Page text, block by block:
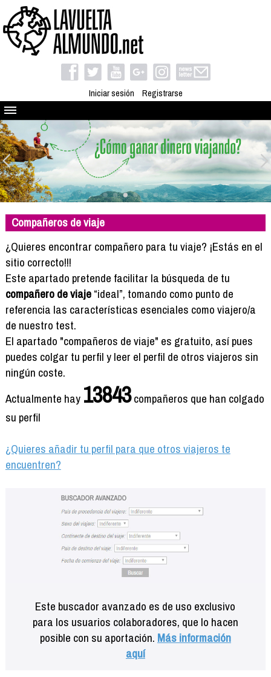
Iniciar sesión Registrarse
Quienes somos
El proyecto
Blog
Viaja con nosotros
Camino solidario
Libros
Compañeros de viaje
Formación
Info viajeros
Contactar
Compañeros de viaje
¿Quieres encontrar compañero para tu viaje? ¡Estás en el
sitio correcto!!!
Este apartado pretende facilitar la búsqueda de tu
compañero de viaje“ideal”, tomando como punto de
referencia las características esenciales como viajero/a
de nuestro test.
El apartado "compañeros de viaje" es gratuito, así pues
puedes colgar tu perfil y leer el perfil de otros viajeros sin
ningún coste.
Actualmente hay 13843compañeros que han colgado
su perfil
¿Quieres añadir tu perfil para que otros viajeros te
encuentren?
Este buscador avanzado es de uso exclusivo
para los usuarios colaboradores, que lo hacen
posible con su aportación. Más información
aquí